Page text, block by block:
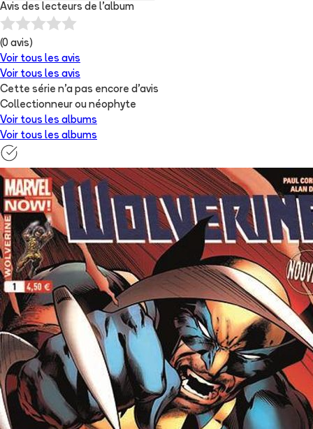
Avis des lecteurs de l'album
(0 avis)
Voir tous les avis
Voir tous les avis
Cette série n'a pas encore d'avis
Collectionneur ou néophyte
Voir tous les albums
Voir tous les albums